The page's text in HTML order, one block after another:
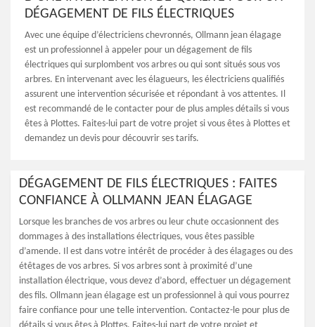
DÉGAGEMENT DE FILS ÉLECTRIQUES
Avec une équipe d’électriciens chevronnés, Ollmann jean élagage
est un professionnel à appeler pour un dégagement de fils
électriques qui surplombent vos arbres ou qui sont situés sous vos
arbres. En intervenant avec les élagueurs, les électriciens qualifiés
assurent une intervention sécurisée et répondant à vos attentes. Il
est recommandé de le contacter pour de plus amples détails si vous
êtes à Plottes. Faites-lui part de votre projet si vous êtes à Plottes et
demandez un devis pour découvrir ses tarifs.
DÉGAGEMENT DE FILS ÉLECTRIQUES : FAITES
CONFIANCE À OLLMANN JEAN ÉLAGAGE
Lorsque les branches de vos arbres ou leur chute occasionnent des
dommages à des installations électriques, vous êtes passible
d’amende. Il est dans votre intérêt de procéder à des élagages ou des
étêtages de vos arbres. Si vos arbres sont à proximité d’une
installation électrique, vous devez d’abord, effectuer un dégagement
des fils. Ollmann jean élagage est un professionnel à qui vous pourrez
faire confiance pour une telle intervention. Contactez-le pour plus de